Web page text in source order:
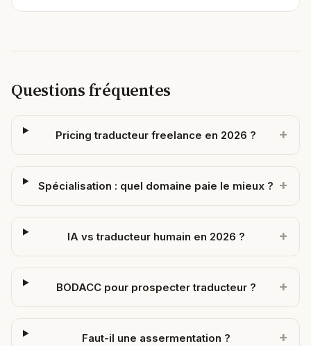
Questions fréquentes
Pricing traducteur freelance en 2026 ? +
Spécialisation : quel domaine paie le mieux ? +
IA vs traducteur humain en 2026 ? +
BODACC pour prospecter traducteur ? +
Faut-il une assermentation ? +